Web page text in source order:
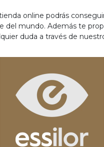
online podrás
del mundo. Además te
duda a través de